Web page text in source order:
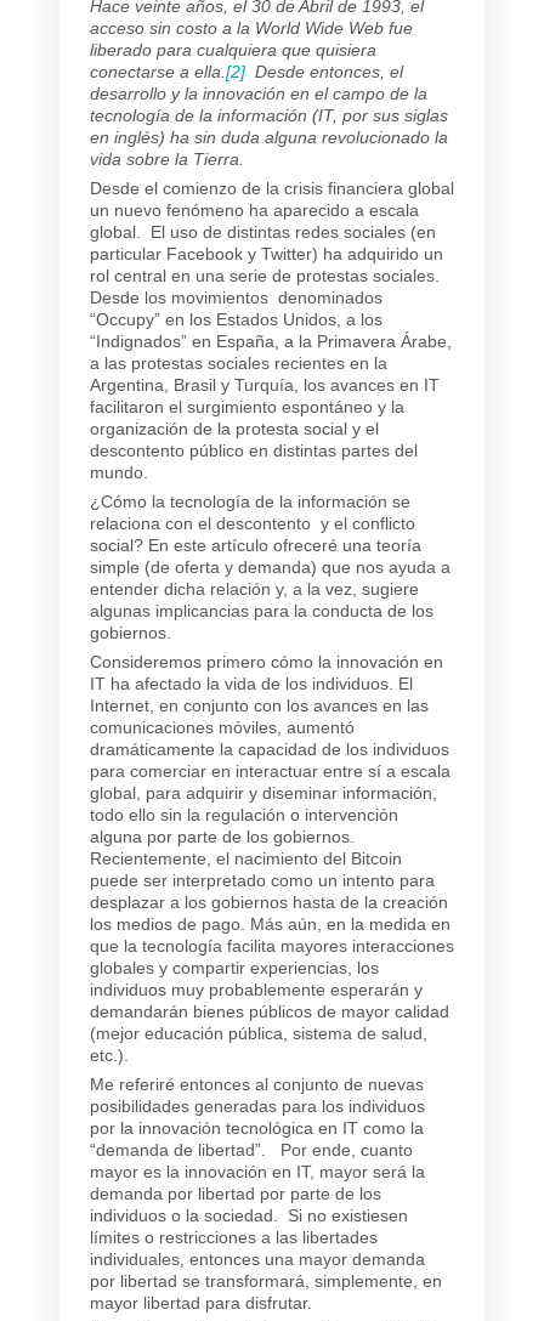
Hace veinte años, el 30 de Abril de 1993, el
acceso sin costo a la World Wide Web fue
liberado para cualquiera que quisiera
conectarse a ella.[2] Desde entonces, el
desarrollo y la innovación en el campo de la
tecnología de la información (IT, por sus siglas
en inglés) ha sin duda alguna revolucionado la
vida sobre la Tierra.
Desde el comienzo de la crisis financiera global
un nuevo fenómeno ha aparecido a escala
global. El uso de distintas redes sociales (en
particular Facebook y Twitter) ha adquirido un
rol central en una serie de protestas sociales.
Desde los movimientos denominados
“Occupy” en los Estados Unidos, a los
“Indignados” en España, a la Primavera Árabe,
a las protestas sociales recientes en la
Argentina, Brasil y Turquía, los avances en IT
facilitaron el surgimiento espontáneo y la
organización de la protesta social y el
descontento público en distintas partes del
mundo.
¿Cómo la tecnología de la información se
relaciona con el descontento y el conflicto
social? En este artículo ofreceré una teoría
simple (de oferta y demanda) que nos ayuda a
entender dicha relación y, a la vez, sugiere
algunas implicancias para la conducta de los
gobiernos.
Consideremos primero cómo la innovación en
IT ha afectado la vida de los individuos. El
Internet, en conjunto con los avances en las
comunicaciones móviles, aumentó
dramáticamente la capacidad de los individuos
para comerciar en interactuar entre sí a escala
global, para adquirir y diseminar información,
todo ello sin la regulación o intervención
alguna por parte de los gobiernos.
Recientemente, el nacimiento del Bitcoin
puede ser interpretado como un intento para
desplazar a los gobiernos hasta de la creación
los medios de pago. Más aún, en la medida en
que la tecnología facilita mayores interacciones
globales y compartir experiencias, los
individuos muy probablemente esperarán y
demandarán bienes públicos de mayor calidad
(mejor educación pública, sistema de salud,
etc.).
Me referiré entonces al conjunto de nuevas
posibilidades generadas para los individuos
por la innovación tecnológica en IT como la
“demanda de libertad”. Por ende, cuanto
mayor es la innovación en IT, mayor será la
demanda por libertad por parte de los
individuos o la sociedad. Si no existiesen
límites o restricciones a las libertades
individuales, entonces una mayor demanda
por libertad se transformará, simplemente, en
mayor libertad para disfrutar.